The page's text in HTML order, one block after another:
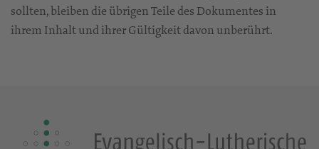
sollten, bleiben die übrigen Teile des Dokumentes in
ihrem Inhalt und ihrer Gültigkeit davon unberührt.